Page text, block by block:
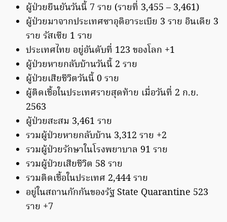
ผู้ป่วยยืนยันวันนี้ 7 ราย (รายที่ 3,455 – 3,461)
ผู้ป่วยมาจากประเทศซาอุดิอาระเบีย 3 ราย อินเดีย 3
ราย รัสเซีย 1 ราย
ประเทศไทย อยู่อันดับที่ 123 ของโลก +1
ผู้ป่วยหายกลับบ้านวันนี้ 2 ราย
ผู้ป่วยเสียชีวิตวันนี้ 0 ราย
ผู้ติดเชื้อในประเทศรายสุดท้าย เมื่อวันที่ 2 ก.ย.
2563
ผู้ป่วยสะสม 3,461 ราย
รวมผู้ป่วยหายกลับบ้าน 3,312 ราย +2
รวมผู้ป่วยรักษาในโรงพยาบาล 91 ราย
รวมผู้ป่วยเสียชีวิต 58 ราย
รวมติดเชื้อในประเทศ 2,444 ราย
อยู่ในสถานกักกันของรัฐ State Quarantine 523
ราย +7